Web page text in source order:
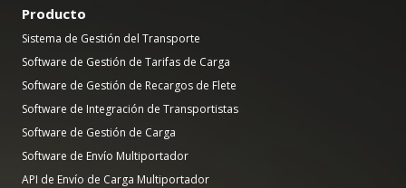
Producto
Sistema de Gestión del Transporte
Software de Gestión de Tarifas de Carga
Software de Gestión de Recargos de Flete
Software de Integración de Transportistas
Software de Gestión de Carga
Software de Envío Multiportador
API de Envío de Carga Multiportador